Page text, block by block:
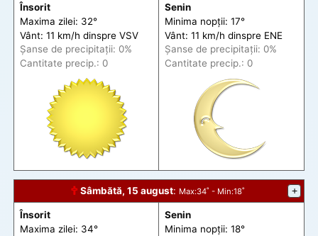
Însorit
Maxima zilei: 32°
Vânt: 11 km/h dinspre VSV
Șanse de precipitații: 0%
Cantitate precip.: 0
Senin
Minima nopții: 17°
Vânt: 11 km/h dinspre ENE
Șanse de precipitații: 0%
Cantitate precip.: 0
🕆 Sâmbătă, 15 august: Max:34˚ - Min:18˚ +
Însorit
Maxima zilei: 34°
Senin
Minima nopții: 18°